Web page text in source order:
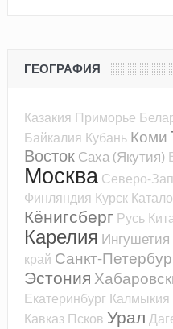
ГЕОГРАФИЯ
Казакия Приморье
Байкалия Кубань Коми
Восток Саха (Якутия)
Москва Северо-
Финляндия Курск
Кёнигсберг Русь
Карелия Ингушетия
край Санкт-
Эстония
Екатеринбург Калмыкия
Кавказ Псков Урал